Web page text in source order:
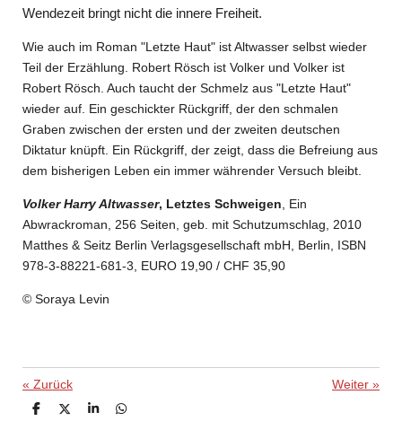
Wendezeit bringt nicht die innere Freiheit.
Wie auch im Roman "Letzte Haut" ist Altwasser selbst wieder
Teil der Erzählung. Robert Rösch ist Volker und Volker ist
Robert Rösch. Auch taucht der Schmelz aus "Letzte Haut"
wieder auf. Ein geschickter Rückgriff, der den schmalen
Graben zwischen der ersten und der zweiten deutschen
Diktatur knüpft. Ein Rückgriff, der zeigt, dass die Befreiung aus
dem bisherigen Leben ein immer währender Versuch bleibt.
Volker Harry Altwasser, Letztes Schweigen
Ein
Abwrackroman, 256 Seiten, geb. mit Schutzumschlag, 2010
Matthes & Seitz Berlin Verlagsgesellschaft mbH, Berlin, ISBN
978-3-88221-681-3, EURO 19,90 / CHF 35,90
© Soraya Levin
« Zurück Weiter »
T
T
T
T